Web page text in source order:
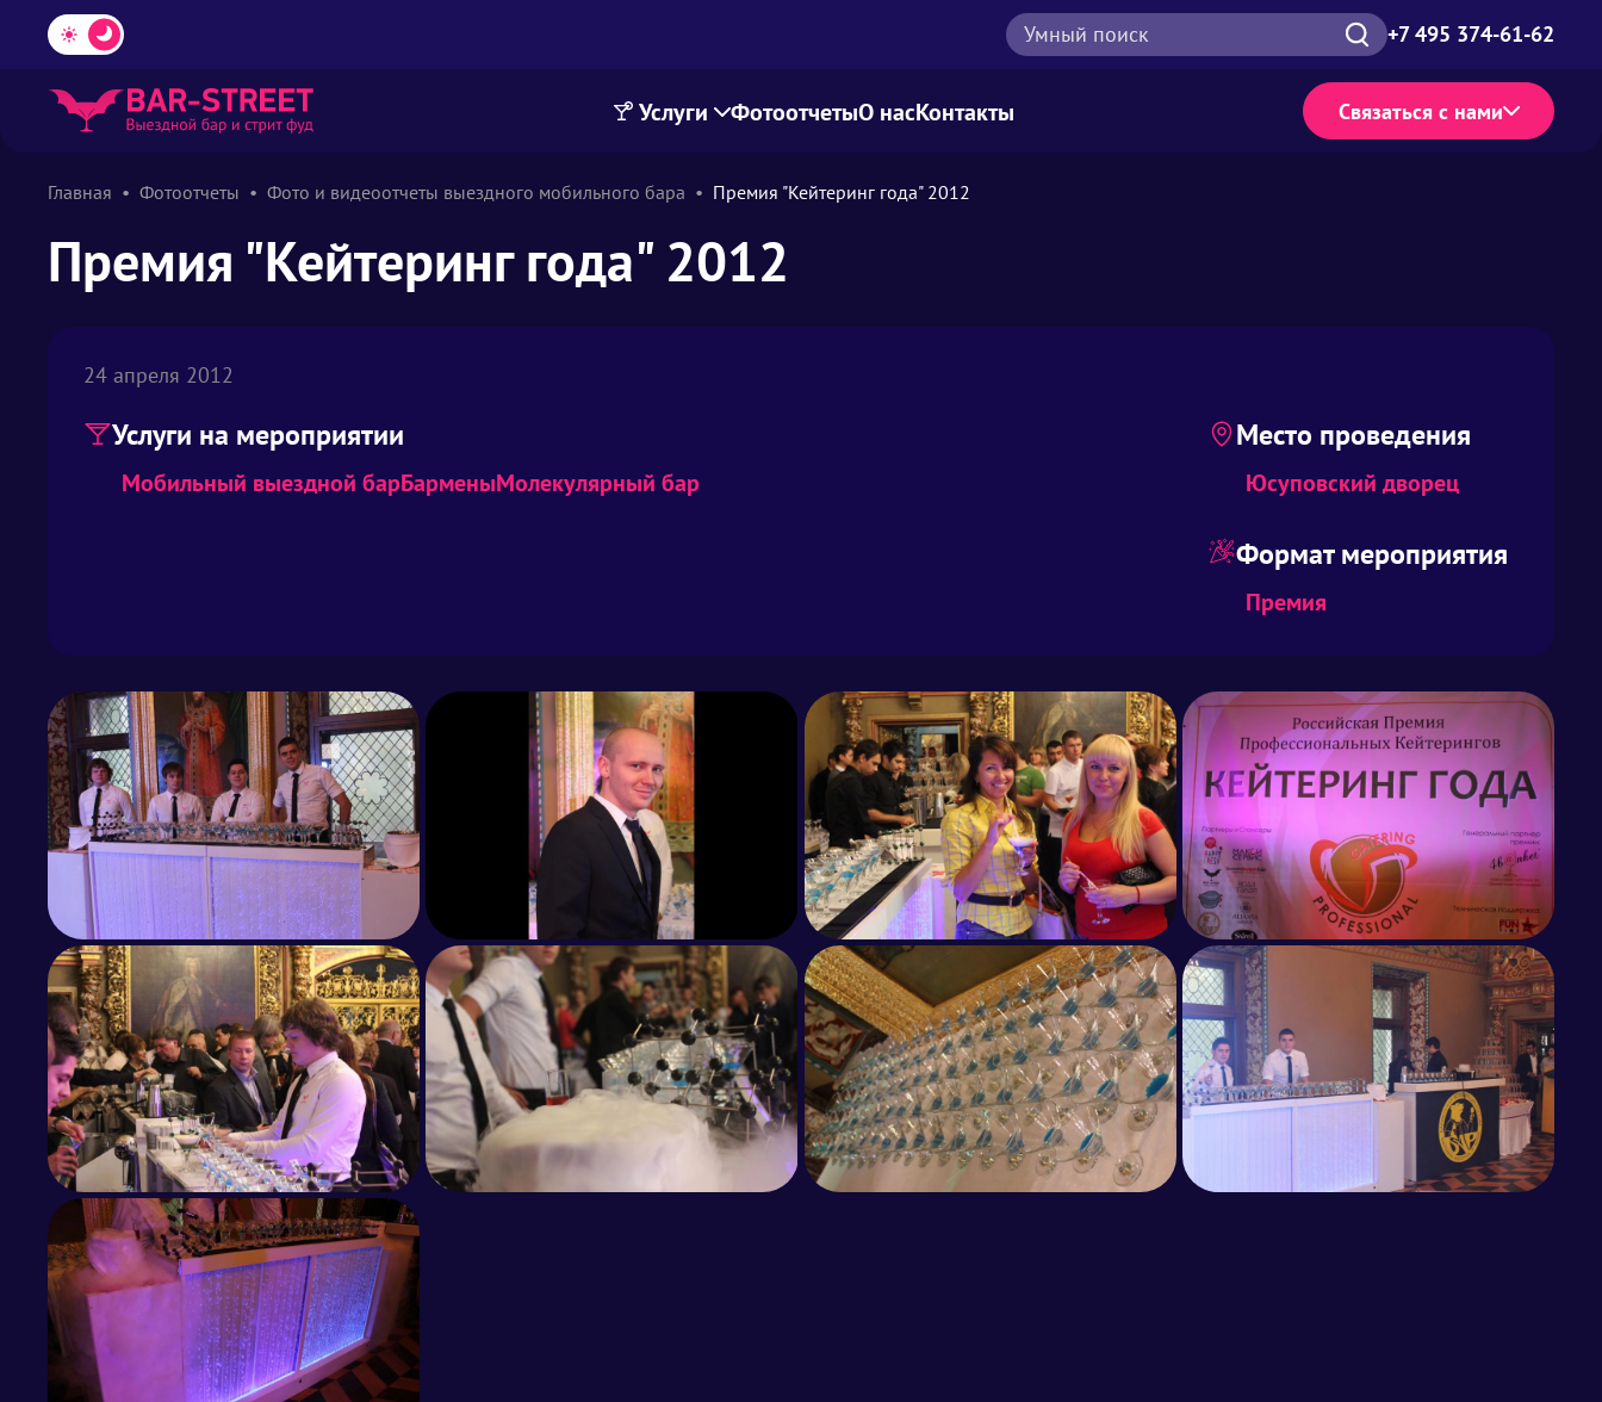
Умный поиск +7 495 374-61-62
Услуги ФотоотчетыО насКонтакты Связаться с нами
Главная Фотоотчеты Фото и видеоотчеты выездного мобильного бара Премия "Кейтеринг года" 2012
Премия "Кейтеринг года" 2012
24 апреля 2012
Услуги на мероприятии
Мобильный выездной барБарменыМолекулярный бар
Место проведения
Юсуповский дворец
Формат мероприятия
Премия